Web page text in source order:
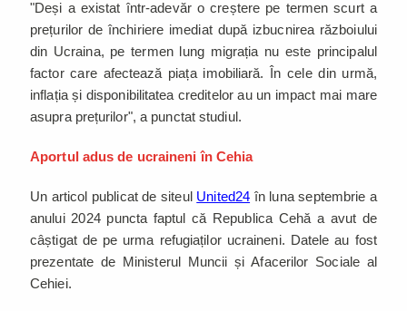
"Deși a existat într-adevăr o creștere pe termen scurt a
prețurilor de închiriere imediat după izbucnirea războiului
din Ucraina, pe termen lung migrația nu este principalul
factor care afectează piața imobiliară. În cele din urmă,
inflația și disponibilitatea creditelor au un impact mai mare
asupra prețurilor", a punctat studiul.
Aportul adus de ucraineni în Cehia
Un articol publicat de siteul United24 în luna septembrie a
anului 2024 puncta faptul că Republica Cehă a avut de
câștigat de pe urma refugiaților ucraineni. Datele au fost
prezentate de Ministerul Muncii și Afacerilor Sociale al
Cehiei.